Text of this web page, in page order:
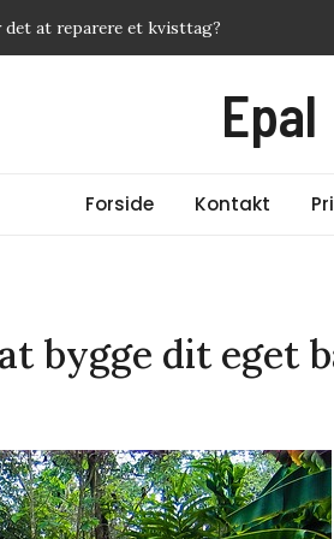
det at reparere et kvisttag?
– og hvordan får du mest for
fra 35953436? Ekspert giver svarEpal
Forside Kontakt
bygge dit eget